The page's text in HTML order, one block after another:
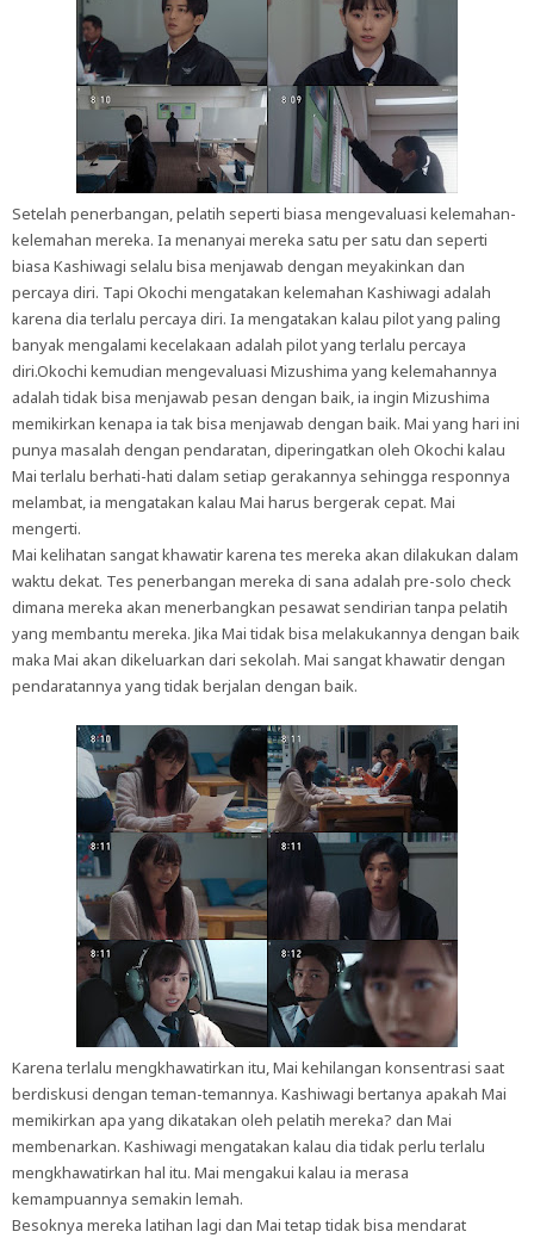
Setelah penerbangan, pelatih seperti biasa mengevaluasi kelemahan-
kelemahan mereka. Ia menanyai mereka satu per satu dan seperti
biasa Kashiwagi selalu bisa menjawab dengan meyakinkan dan
percaya diri. Tapi Okochi mengatakan kelemahan Kashiwagi adalah
karena dia terlalu percaya diri. Ia mengatakan kalau pilot yang paling
banyak mengalami kecelakaan adalah pilot yang terlalu percaya
diri.Okochi kemudian mengevaluasi Mizushima yang kelemahannya
adalah tidak bisa menjawab pesan dengan baik, ia ingin Mizushima
memikirkan kenapa ia tak bisa menjawab dengan baik. Mai yang hari ini
punya masalah dengan pendaratan, diperingatkan oleh Okochi kalau
Mai terlalu berhati-hati dalam setiap gerakannya sehingga responnya
melambat, ia mengatakan kalau Mai harus bergerak cepat. Mai
mengerti.
Mai kelihatan sangat khawatir karena tes mereka akan dilakukan dalam
waktu dekat. Tes penerbangan mereka di sana adalah pre-solo check
dimana mereka akan menerbangkan pesawat sendirian tanpa pelatih
yang membantu mereka. Jika Mai tidak bisa melakukannya dengan baik
maka Mai akan dikeluarkan dari sekolah. Mai sangat khawatir dengan
pendaratannya yang tidak berjalan dengan baik.
Karena terlalu mengkhawatirkan itu, Mai kehilangan konsentrasi saat
berdiskusi dengan teman-temannya. Kashiwagi bertanya apakah Mai
memikirkan apa yang dikatakan oleh pelatih mereka? dan Mai
membenarkan. Kashiwagi mengatakan kalau dia tidak perlu terlalu
mengkhawatirkan hal itu. Mai mengakui kalau ia merasa
kemampuannya semakin lemah.
Besoknya mereka latihan lagi dan Mai tetap tidak bisa mendarat